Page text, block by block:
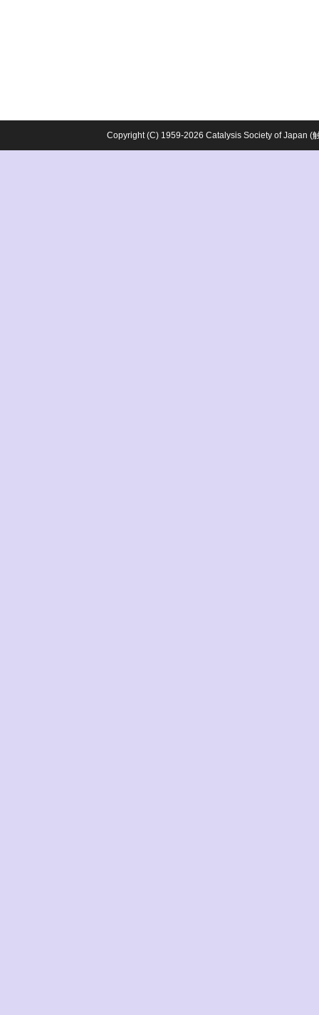
Copyright (C) 1959-2026 Catalysis Society of Japan (